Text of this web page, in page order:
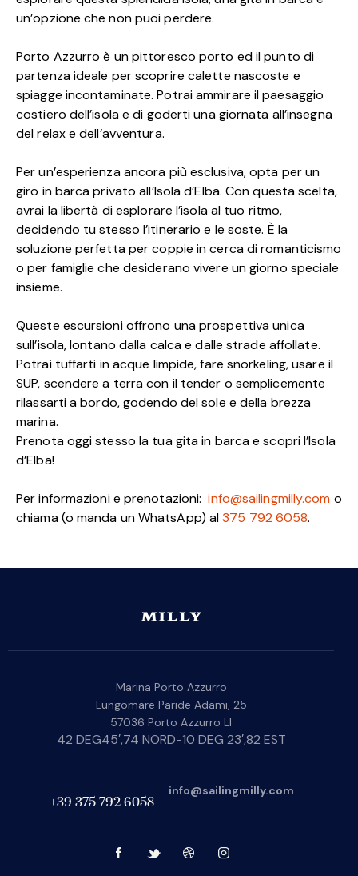
un’opzione che non puoi perdere.
Porto Azzurro è un pittoresco porto ed il punto di
partenza ideale per scoprire calette nascoste e
spiagge incontaminate. Potrai ammirare il paesaggio
costiero dell’isola e di goderti una giornata all’insegna
del relax e dell’avventura.
Per un’esperienza ancora più esclusiva, opta per un
giro in barca privato all’Isola d’Elba. Con questa scelta,
avrai la libertà di esplorare l’isola al tuo ritmo,
decidendo tu stesso l’itinerario e le soste. È la
soluzione perfetta per coppie in cerca di romanticismo
o per famiglie che desiderano vivere un giorno speciale
insieme.
Queste escursioni offrono una prospettiva unica
sull’isola, lontano dalla calca e dalle strade affollate.
Potrai tuffarti in acque limpide, fare snorkeling, usare il
SUP, scendere a terra con il tender o semplicemente
rilassarti a bordo, godendo del sole e della brezza
marina.
Prenota oggi stesso la tua gita in barca e scopri l’Isola
d’Elba!
Per informazioni e prenotazioni: info@sailingmilly.com o
chiama (o manda un WhatsApp) al375 792 6058.
Marina Porto Azzurro
Lungomare Paride Adami, 25
57036 Porto Azzurro LI
42 DEG45′,74 NORD-10 DEG 23′,82 EST
+39 375 792 6058
info@sailingmilly.com